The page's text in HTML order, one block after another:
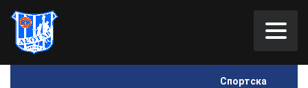
Спортска